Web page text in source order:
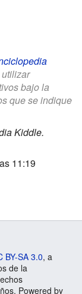
bajo la
que se indique
Kiddle.
11:19
BY-SA 3.0, a
de la
Powered by